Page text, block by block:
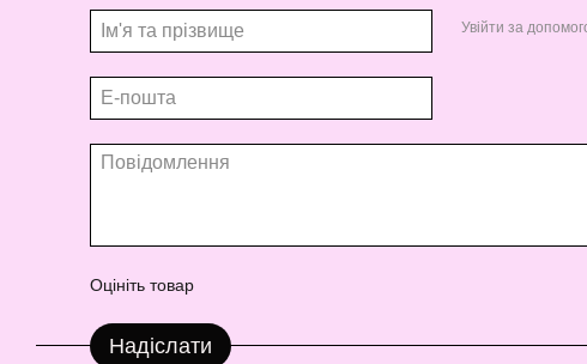
Увійти за
Оцініть товар
Надіслати